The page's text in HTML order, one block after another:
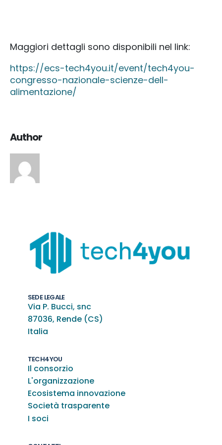
Maggiori dettagli sono disponibili nel link:
https://ecs-tech4you.it/event/tech4you-
congresso-nazionale-scienze-dell-
alimentazione/
Author
SEDE LEGALE
Via P. Bucci, snc
87036, Rende (CS)
Italia
TECH4YOU
Il consorzio
L'organizzazione
Ecosistema innovazione
Società trasparente
I soci